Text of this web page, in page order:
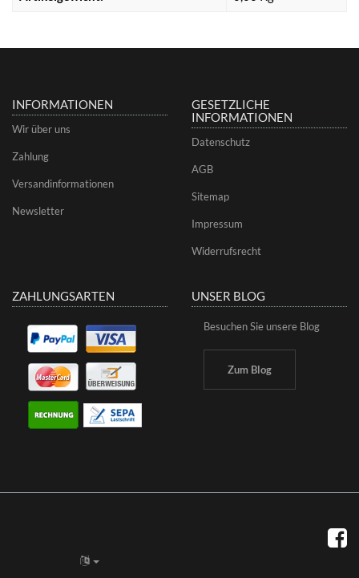
INFORMATIONEN
Wir über uns
Zahlung
Versandinformationen
Newsletter
GESETZLICHE
INFORMATIONEN
Datenschutz
AGB
Sitemap
Impressum
Widerrufsrecht
ZAHLUNGSARTEN UNSER BLOG
Besuchen Sie unsere Blog
Zum Blog